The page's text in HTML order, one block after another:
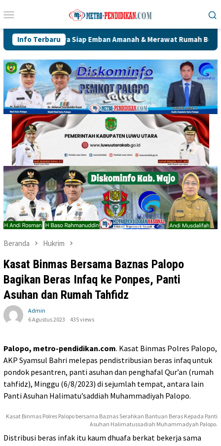
ke
Mobile
Info Terbaru
Siap Emban Amanah & Merawat Rumah Bersama Alumni
Beranda Hukrim
Kasat Binmas Bersama Baznas Palopo
Bagikan Beras Infaq ke Ponpes, Panti
Asuhan dan Rumah Tahfidz
Admin
6 Agustus 2023
435 views
Palopo, metro-pendidikan.com. Kasat Binmas Polres Palopo,
AKP Syamsul Bahri melepas pendistribusian beras infaq untuk
pondok pesantren, panti asuhan dan penghafal Qur’an (rumah
tahfidz), Minggu (6/8/2023) di sejumlah tempat, antara lain
Panti Asuhan Halimatu’saddiah Muhammadiyah Palopo.
Kasat Binmas Polres Palopo bersama Baznas Serahkan Bantuan Beras Kepada Panti
Asuhan Halimatussadiah Muhammadyah Palopo.
Distribusi beras infak itu kaum dhuafa berkat bekerja sama